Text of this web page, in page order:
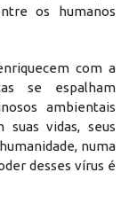
os humanos
com a
se espalham
ambientais
suas vidas, seus
numa
desses vírus é